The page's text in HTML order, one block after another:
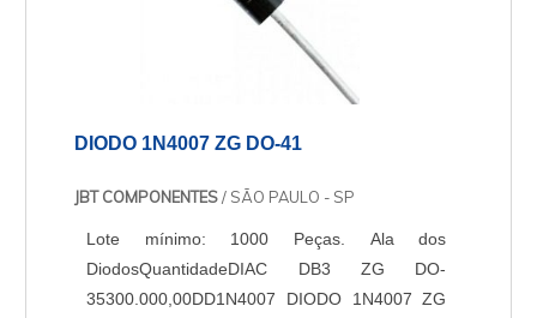
DIODO 1N4007 ZG DO-41
JBT COMPONENTES/ SÃO PAULO - SP
Lote mínimo: 1000 Peças. Ala dos
DiodosQuantidadeDIAC DB3 ZG DO-
35300.000,00DD1N4007 DIODO 1N4007 ZG